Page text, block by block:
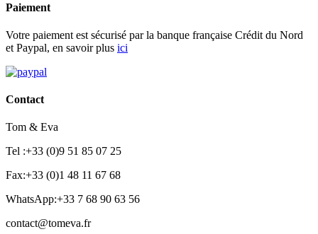
Paiement
Votre paiement est sécurisé par la banque française Crédit du Nord
et Paypal, en savoir plus ici
Contact
Tom & Eva
Tel :+33 (0)9 51 85 07 25
Fax:+33 (0)1 48 11 67 68
WhatsApp:+33 7 68 90 63 56
contact@tomeva.fr